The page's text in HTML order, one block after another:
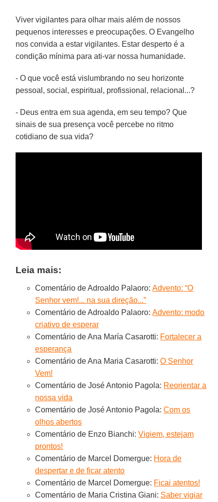
Viver vigilantes para olhar mais além de nossos
pequenos interesses e preocupações. O Evangelho
nos convida a estar vigilantes. Estar desperto é a
condição mínima para ati-var nossa humanidade.
- O que você está vislumbrando no seu horizonte
pessoal, social, espiritual, profissional, relacional...?
- Deus entra em sua agenda, em seu tempo? Que
sinais de sua presença você percebe no ritmo
cotidiano de sua vida?
Leia mais:
Comentário de Adroaldo Palaoro:Advento: “O
Senhor vem!... na sua direção...”
Comentário de Adroaldo Palaoro:Advento: modo
criativo de esperar
Comentário de Ana María Casarotti: Fortalecer a
esperança
Comentário de Ana Maria Casarotti:O Senhor
Vem!
Comentário de José Antonio Pagola: Reorientar a
nossa vida
Comentário de José Antonio Pagola:Com os
olhos abertos
Comentário de Enzo Bianchi:Vigiem, estejam
prontos!
Comentário de Marcel Domergue: Hora de
despertar e de ficar atento
Comentário de Marcel Domergue: Ficai atentos!
Comentário de Maria Cristina Giani: Saber vigiar